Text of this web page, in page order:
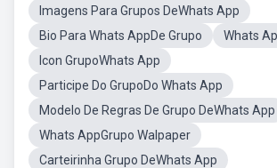
Imagens Para Grupos DeWhats App
Bio Para Whats AppDe Grupo
Whats
Icon GrupoWhats App
Participe Do GrupoDo Whats App
Modelo De Regras De Grupo DeWhats App
Whats AppGrupo Walpaper
Carteirinha Grupo DeWhats App